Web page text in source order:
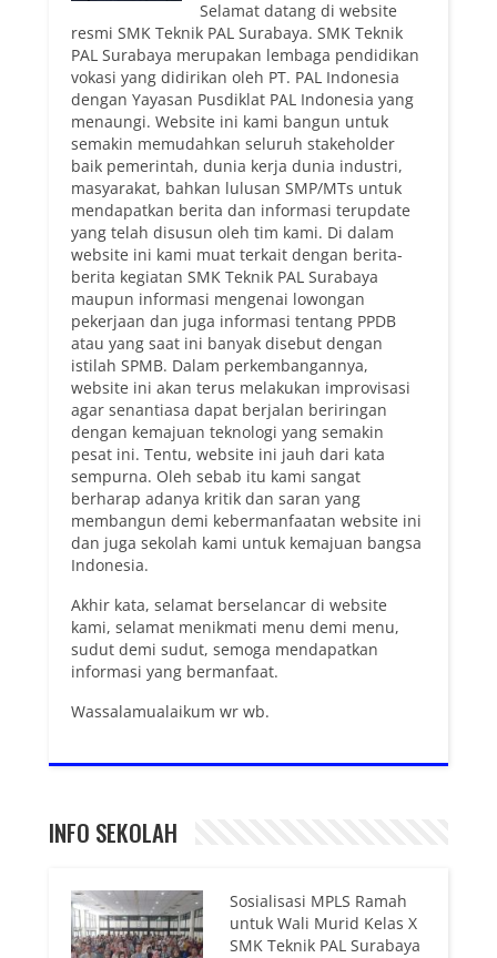
Selamat datang di website
resmi SMK Teknik PAL Surabaya. SMK Teknik
PAL Surabaya merupakan lembaga pendidikan
vokasi yang didirikan oleh PT. PAL Indonesia
dengan Yayasan Pusdiklat PAL Indonesia yang
menaungi. Website ini kami bangun untuk
semakin memudahkan seluruh stakeholder
baik pemerintah, dunia kerja dunia industri,
masyarakat, bahkan lulusan SMP/MTs untuk
mendapatkan berita dan informasi terupdate
yang telah disusun oleh tim kami. Di dalam
website ini kami muat terkait dengan berita-
berita kegiatan SMK Teknik PAL Surabaya
maupun informasi mengenai lowongan
pekerjaan dan juga informasi tentang PPDB
atau yang saat ini banyak disebut dengan
istilah SPMB. Dalam perkembangannya,
website ini akan terus melakukan improvisasi
agar senantiasa dapat berjalan beriringan
dengan kemajuan teknologi yang semakin
pesat ini. Tentu, website ini jauh dari kata
sempurna. Oleh sebab itu kami sangat
berharap adanya kritik dan saran yang
membangun demi kebermanfaatan website ini
dan juga sekolah kami untuk kemajuan bangsa
Indonesia.
Akhir kata, selamat berselancar di website
kami, selamat menikmati menu demi menu,
sudut demi sudut, semoga mendapatkan
informasi yang bermanfaat.
Wassalamualaikum wr wb.
INFO SEKOLAH
Sosialisasi MPLS Ramah
untuk Wali Murid Kelas X
SMK Teknik PAL Surabaya